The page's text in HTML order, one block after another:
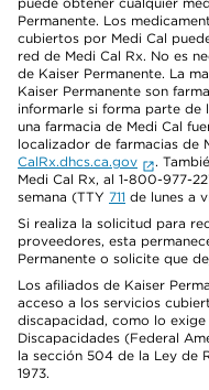
Permanente. Los
cubiertos por Medi Cal
red de Medi Cal Rx. No es
de Kaiser Permanente. La
Kaiser Permanente son
informarle si forma parte de
una farmacia de Medi Cal
localizador de farmacias de
CalRx.dhcs.ca.gov
.
Medi Cal Rx, al 1-800-977-
semana (TTY 711 de lunes a
Si realiza la solicitud para
proveedores, esta
Permanente o solicite que
Los afiliados de Kaiser
acceso a los servicios
discapacidad, como lo
Discapacidades (Federal
la sección 504 de la Ley de
1973.